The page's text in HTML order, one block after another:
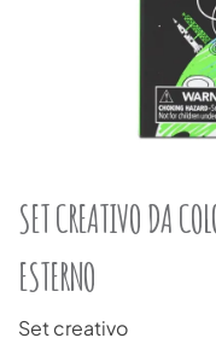
SET CREATIVO DA
ESTERNO
Set creativo